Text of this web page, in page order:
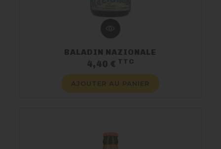
BALADIN NAZIONALE
4,40 € TTC
AJOUTER AU PANIER